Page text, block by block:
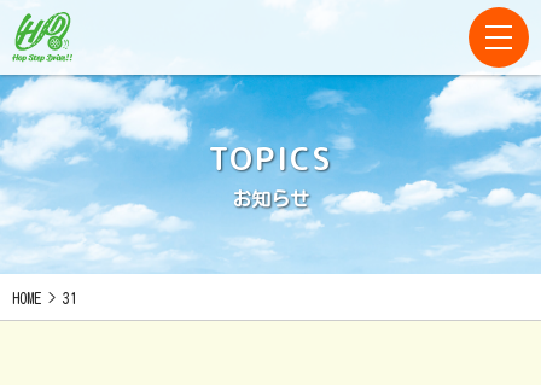
TOPICS
お知らせ
HOME > 31